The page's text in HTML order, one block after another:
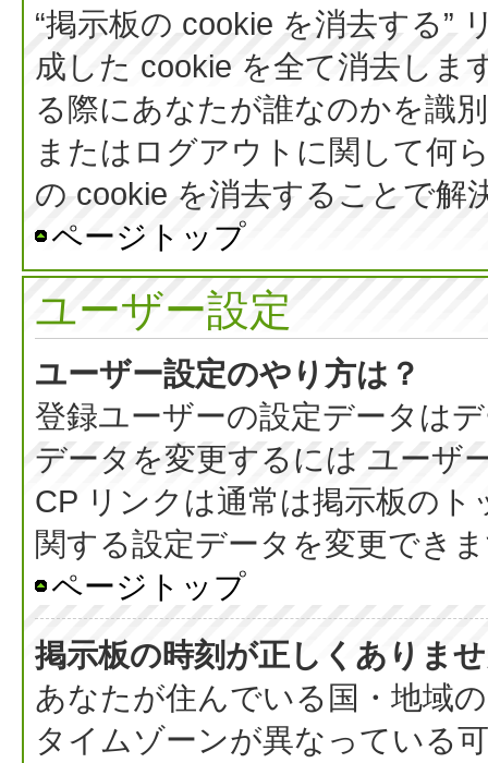
“掲示板の cookie を消去する”
成した cookie を全て消去しま
る際にあなたが誰なのかを識
またはログアウトに関して何
の cookie を消去することで解
ページトップ
ユーザー設定
ユーザー設定のやり方は？
登録ユーザーの設定データは
データを変更するには ユーザ
CP リンクは通常は掲示板の
関する設定データを変更でき
ページトップ
掲示板の時刻が正しくありま
あなたが住んでいる国・地域
タイムゾーンが異なっている